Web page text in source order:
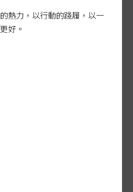
府應跨部會整合資源，
的工作，尤其教育部的
化為主動擘畫」。
二代在校不敢透露媽媽
須創造異文化友善的情
of it」，進而覺得母
，才肯學。
年起，將新住民語文與
熱力，以行動的踐履，以一
好。